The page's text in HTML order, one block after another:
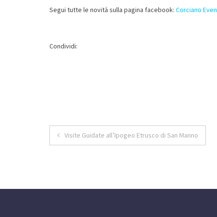
Segui tutte le novità sulla pagina facebook: Corciano
Condividi:
Navigazione
Visite Guidate all’Ipogeo Etrusco di San Manno